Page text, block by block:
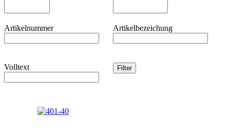
Artikelnummer Artikelbezeichung
Volltext